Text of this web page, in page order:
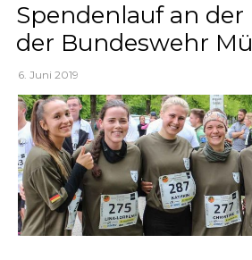
Spendenlauf an
der Bundeswehr
6. Juni 2019